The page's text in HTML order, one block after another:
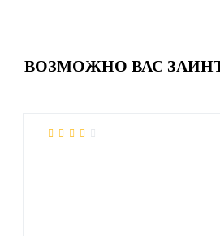
ВОЗМОЖНО ВАС